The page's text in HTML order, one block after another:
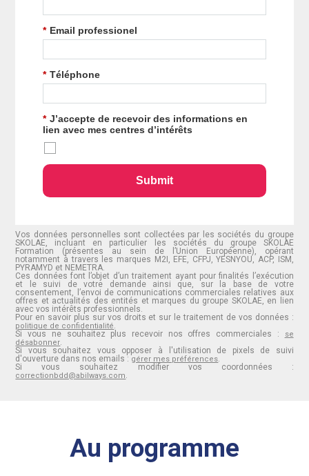
* Email professionel
* Téléphone
* J’accepte de recevoir des informations en
lien avec mes centres d’intérêts
Submit
Vos données personnelles sont collectées par les sociétés du groupe
SKOLAE, incluant en particulier les sociétés du groupe SKOLAE
Formation (présentes au sein de l’Union Européenne), opérant
notamment à travers les marques M2I, EFE, CFPJ, YESNYOU, ACP, ISM,
PYRAMYD et NEMETRA.
Ces données font l’objet d’un traitement ayant pour finalités l’exécution
et le suivi de votre demande ainsi que, sur la base de votre
consentement, l’envoi de communications commerciales relatives aux
offres et actualités des entités et marques du groupe SKOLAE, en lien
avec vos intérêts professionnels.
Pour en savoir plus sur vos droits et sur le traitement de vos données :
politique de confidentialité
Si vous ne souhaitez plus recevoir nos offres commerciales :
se
désabonner
Si vous souhaitez vous opposer à l'utilisation de pixels de suivi
d'ouverture dans nos emails :gérer mes préférences
Si vous souhaitez modifier vos coordonnées :
correctionbdd@abilways.com
Au programme​